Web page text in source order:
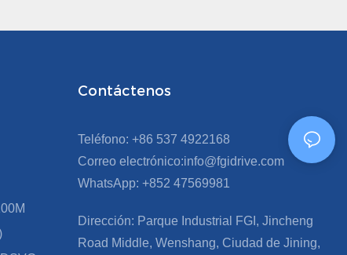
Contáctenos
Teléfono: +86 537 4922168
Correo electrónico:info@fgidrive.com
WhatsApp: +852 47569981
Dirección: Parque Industrial FGI, Jincheng
Road Middle, Wenshang, Ciudad de Jining,